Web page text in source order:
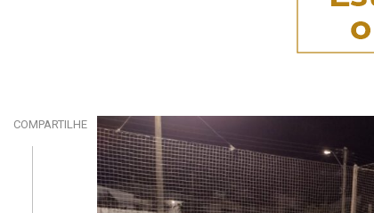
COMPARTILHE